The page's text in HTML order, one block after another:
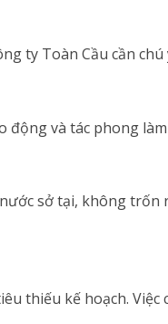
ty Toàn Cầu cần chú
động và tác phong làm
sở tại, không trốn
thiếu kế hoạch. Việc